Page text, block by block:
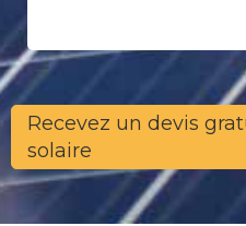
Recevez un devis
solaire